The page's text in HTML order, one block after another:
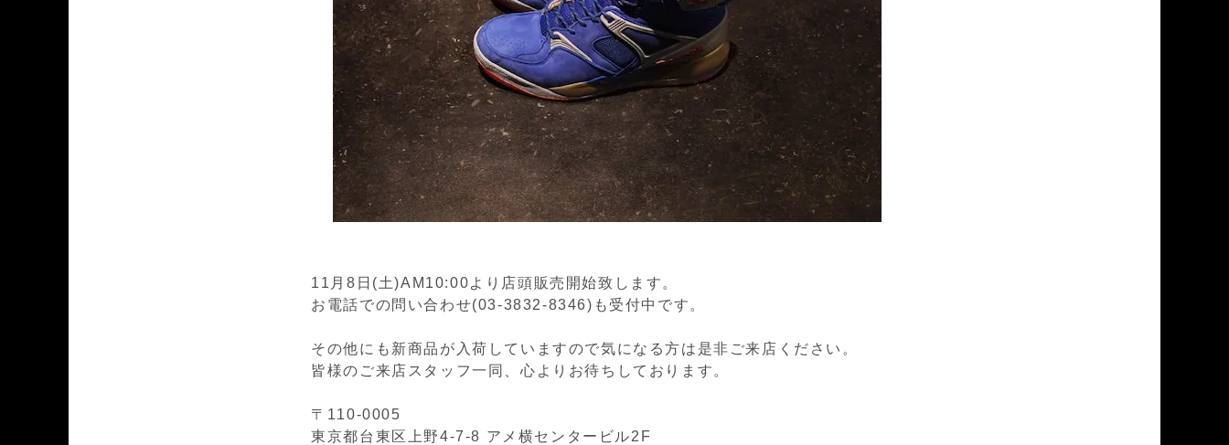
11月8日(土)AM10:00より店頭販売開始致します。
お電話での問い合わせ(03-3832-8346)も受付中です。
その他にも新商品が入荷していますので気になる方は是非ご来店ください。
皆様のご来店スタッフ一同、心よりお待ちしております。
〒110-0005
東京都台東区上野4-7-8 アメ横センタービル2F